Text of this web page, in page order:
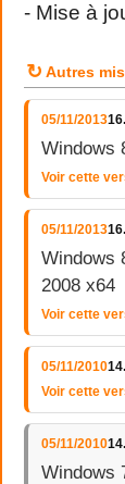
- Mise à
↻ Autres
05/11/2013
Windows
Voir cette
05/11/2013
Windows
2008 x64
Voir cette
05/11/2010
Voir cette
05/11/2010
Windows